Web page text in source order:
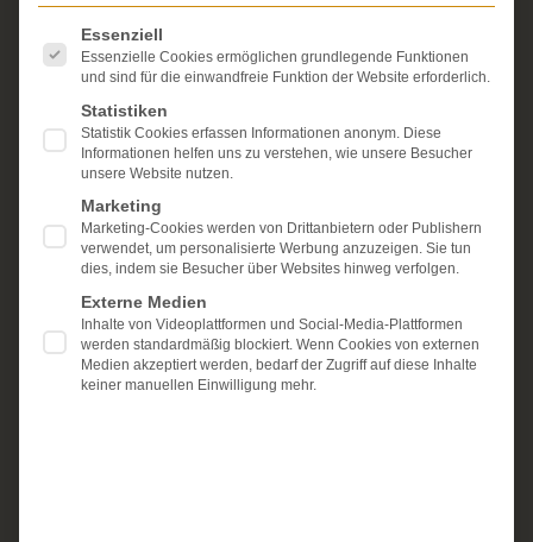
Mehr erfahren:
Unsere Kanzlei
Kostenlose Erstberatung
Es folgt eine Liste der Service-Gruppen, für die eine
Essenziell
Essenzielle Cookies ermöglichen grundlegende Funktionen
und sind für die einwandfreie Funktion der Website erforderlich.
Statistiken
Statistik Cookies erfassen Informationen anonym. Diese
Informationen helfen uns zu verstehen, wie unsere Besucher
unsere Website nutzen.
Marketing
Marketing-Cookies werden von Drittanbietern oder Publishern
verwendet, um personalisierte Werbung anzuzeigen. Sie tun
dies, indem sie Besucher über Websites hinweg verfolgen.
Externe Medien
Inhalte von Videoplattformen und Social-Media-Plattformen
werden standardmäßig blockiert. Wenn Cookies von externen
Medien akzeptiert werden, bedarf der Zugriff auf diese Inhalte
keiner manuellen Einwilligung mehr.